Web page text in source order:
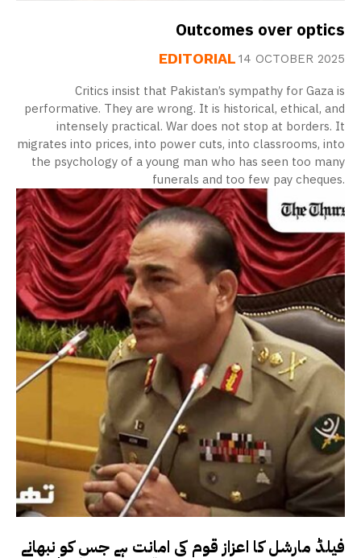
Outcomes over optics
EDITORIAL 14 OCTOBER 2025
Critics insist that Pakistan’s sympathy for Gaza is
performative. They are wrong. It is historical, ethical, and
intensely practical. War does not stop at borders. It
migrates into prices, into power cuts, into classrooms, into
the psychology of a young man who has seen too many
funerals and too few pay cheques.
فیلڈ مارشل کا اعزاز قوم کی امانت ہے جس کو نبھانے